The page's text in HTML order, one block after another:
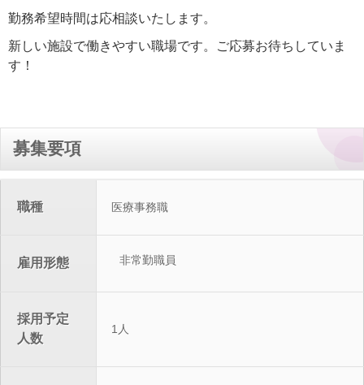
勤務希望時間は応相談いたします。
新しい施設で働きやすい職場です。ご応募お待ちしていま
す！
募集要項
職種 医療事務職
雇用形態 非常勤職員
採用予定
人数
1人